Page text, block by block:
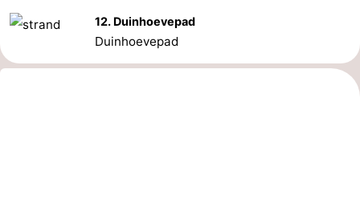
Mantelingen
Zoutelande
-
Vlissingen
-
12. Duinhoevepad
Duinhoevepad